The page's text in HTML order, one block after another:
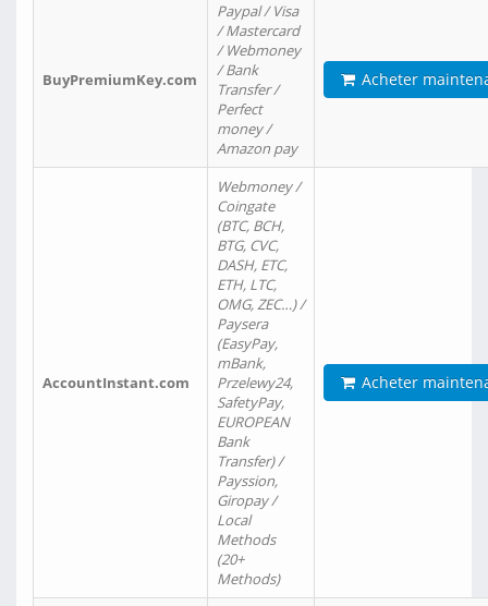
BuyPremiumKey.com
Paypal / Visa
/ Mastercard
/ Webmoney
/ Bank
Transfer /
Perfect
money /
Amazon pay
Acheter
AccountInstant.com
Webmoney /
Coingate
(BTC, BCH,
BTG, CVC,
DASH, ETC,
ETH, LTC,
OMG, ZEC…) /
Paysera
(EasyPay,
mBank,
Przelewy24,
SafetyPay,
EUROPEAN
Bank
Transfer) /
Payssion,
Giropay /
Local
Methods
(20+
Methods)
Acheter